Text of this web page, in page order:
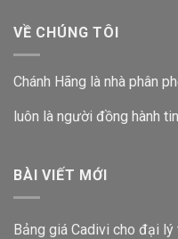
VỀ CHÚNG TÔI
Chánh Hãng là nhà phân
luôn là người đồng hành
BÀI VIẾT MỚI
Bảng giá Cadivi cho đại